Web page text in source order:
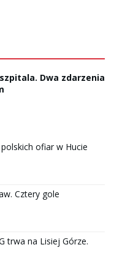
Dwa zdarzenia
ofiar w Hucie
Cztery gole
trwa na Lisiej Górze.